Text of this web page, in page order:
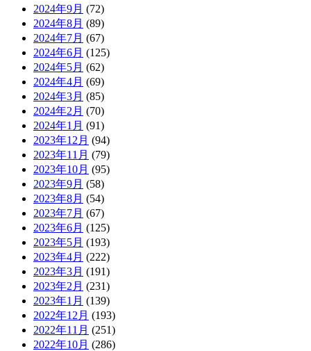
2024年9月 (72)
2024年8月 (89)
2024年7月 (67)
2024年6月 (125)
2024年5月 (62)
2024年4月 (69)
2024年3月 (85)
2024年2月 (70)
2024年1月 (91)
2023年12月 (94)
2023年11月 (79)
2023年10月 (95)
2023年9月 (58)
2023年8月 (54)
2023年7月 (67)
2023年6月 (125)
2023年5月 (193)
2023年4月 (222)
2023年3月 (191)
2023年2月 (231)
2023年1月 (139)
2022年12月 (193)
2022年11月 (251)
2022年10月 (286)